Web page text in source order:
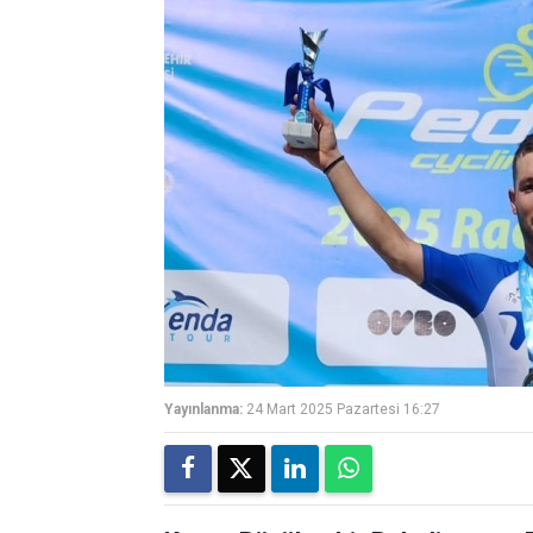
Yayınlanma: 24 Mart 2025 Pazartesi 16:27